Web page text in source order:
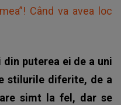
Când va avea loc
din puterea ei de a uni
stilurile diferite, de a
simt la fel, dar se